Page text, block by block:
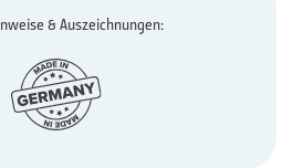
& Auszeichnungen: